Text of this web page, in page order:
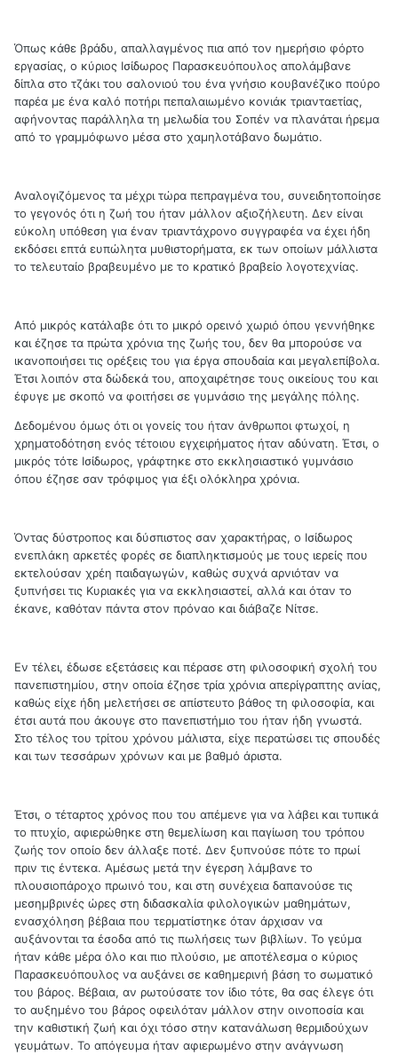
Όπως κάθε βράδυ, απαλλαγμένος πια από τον ημερήσιο φόρτο
εργασίας, ο κύριος Ισίδωρος Παρασκευόπουλος απολάμβανε
δίπλα στο τζάκι του σαλονιού του ένα γνήσιο κουβανέζικο πούρο
παρέα με ένα καλό ποτήρι πεπαλαιωμένο κονιάκ τριανταετίας,
αφήνοντας παράλληλα τη μελωδία του Σοπέν να πλανάται ήρεμα
από το γραμμόφωνο μέσα στο χαμηλοτάβανο δωμάτιο.
Αναλογιζόμενος τα μέχρι τώρα πεπραγμένα του, συνειδητοποίησε
το γεγονός ότι η ζωή του ήταν μάλλον αξιοζήλευτη. Δεν είναι
εύκολη υπόθεση για έναν τριαντάχρονο συγγραφέα να έχει ήδη
εκδόσει επτά ευπώλητα μυθιστορήματα, εκ των οποίων μάλλιστα
το τελευταίο βραβευμένο με το κρατικό βραβείο λογοτεχνίας.
Από μικρός κατάλαβε ότι το μικρό ορεινό χωριό όπου γεννήθηκε
και έζησε τα πρώτα χρόνια της ζωής του, δεν θα μπορούσε να
ικανοποιήσει τις ορέξεις του για έργα σπουδαία και μεγαλεπίβολα.
Έτσι λοιπόν στα δώδεκά του, αποχαιρέτησε τους οικείους του και
έφυγε με σκοπό να φοιτήσει σε γυμνάσιο της μεγάλης πόλης.
Δεδομένου όμως ότι οι γονείς του ήταν άνθρωποι φτωχοί, η
χρηματοδότηση ενός τέτοιου εγχειρήματος ήταν αδύνατη. Έτσι, ο
μικρός τότε Ισίδωρος, γράφτηκε στο εκκλησιαστικό γυμνάσιο
όπου έζησε σαν τρόφιμος για έξι ολόκληρα χρόνια.
Όντας δύστροπος και δύσπιστος σαν χαρακτήρας, ο Ισίδωρος
ενεπλάκη αρκετές φορές σε διαπληκτισμούς με τους ιερείς που
εκτελούσαν χρέη παιδαγωγών, καθώς συχνά αρνιόταν να
ξυπνήσει τις Κυριακές για να εκκλησιαστεί, αλλά και όταν το
έκανε, καθόταν πάντα στον πρόναο και διάβαζε Νίτσε.
Εν τέλει, έδωσε εξετάσεις και πέρασε στη φιλοσοφική σχολή του
πανεπιστημίου, στην οποία έζησε τρία χρόνια απερίγραπτης ανίας,
καθώς είχε ήδη μελετήσει σε απίστευτο βάθος τη φιλοσοφία, και
έτσι αυτά που άκουγε στο πανεπιστήμιο του ήταν ήδη γνωστά.
Στο τέλος του τρίτου χρόνου μάλιστα, είχε περατώσει τις σπουδές
και των τεσσάρων χρόνων και με βαθμό άριστα.
Έτσι, ο τέταρτος χρόνος που του απέμενε για να λάβει και τυπικά
το πτυχίο, αφιερώθηκε στη θεμελίωση και παγίωση του τρόπου
ζωής τον οποίο δεν άλλαξε ποτέ. Δεν ξυπνούσε πότε το πρωί
πριν τις έντεκα. Αμέσως μετά την έγερση λάμβανε το
πλουσιοπάροχο πρωινό του, και στη συνέχεια δαπανούσε τις
μεσημβρινές ώρες στη διδασκαλία φιλολογικών μαθημάτων,
ενασχόληση βέβαια που τερματίστηκε όταν άρχισαν να
αυξάνονται τα έσοδα από τις πωλήσεις των βιβλίων. Το γεύμα
ήταν κάθε μέρα όλο και πιο πλούσιο, με αποτέλεσμα ο κύριος
Παρασκευόπουλος να αυξάνει σε καθημερινή βάση το σωματικό
του βάρος. Βέβαια, αν ρωτούσατε τον ίδιο τότε, θα σας έλεγε ότι
το αυξημένο του βάρος οφειλόταν μάλλον στην οινοποσία και
την καθιστική ζωή και όχι τόσο στην κατανάλωση θερμιδούχων
γευμάτων. Το απόγευμα ήταν αφιερωμένο στην ανάγνωση